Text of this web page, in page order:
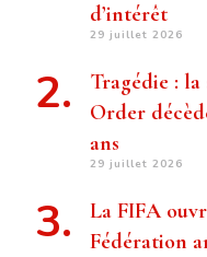
d’intérêt
29 juillet 2026
Tragédie :
Order
ans
29 juillet 2026
La FIFA
Fédération